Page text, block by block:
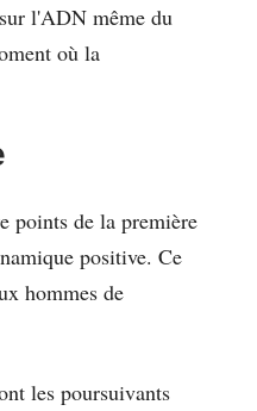
l'ADN même du
où la
points de la première
positive. Ce
hommes de
les poursuivants